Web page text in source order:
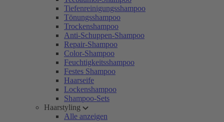
Tiefenreinigungsshampoo
Tönungsshampoo
Trockenshampoo
Anti-Schuppen-Shampoo
Repair-Shampoo
Color-Shampoo
Feuchtigkeitsshampoo
Festes Shampoo
Haarseife
Lockenshampoo
Shampoo-Sets
Haarstyling
Alle anzeigen